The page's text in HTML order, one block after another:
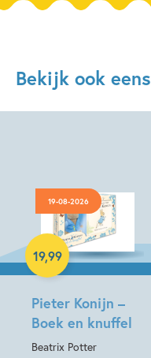
Bekijk ook eens
19-08-2026
Pieter Konijn –
Boek en knuffel
Beatrix Potter
19,99
Hardcover